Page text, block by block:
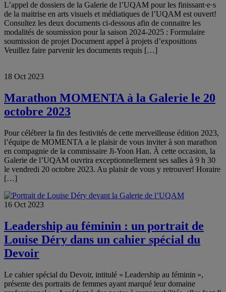
L’appel de dossiers de la Galerie de l’UQAM pour les finissant·e·s
de la maitrise en arts visuels et médiatiques de l’UQAM est ouvert!
Consultez les deux documents ci-dessous afin de connaitre les
modalités de soumission pour la saison 2024-2025 : Formulaire
soumission de projet Document appel à projets d’expositions
Veuillez faire parvenir les documents requis […]
18 Oct 2023
Marathon MOMENTA à la Galerie le 20
octobre 2023
Pour célébrer la fin des festivités de cette merveilleuse édition 2023,
l’équipe de MOMENTA a le plaisir de vous inviter à son marathon
en compagnie de la commissaire Ji-Yoon Han. À cette occasion, la
Galerie de l’UQAM ouvrira exceptionnellement ses salles à 9 h 30
le vendredi 20 octobre 2023. Au plaisir de vous y retrouver! Horaire
[…]
16 Oct 2023
Leadership au féminin : un portrait de
Louise Déry dans un cahier spécial du
Devoir
Le cahier spécial du Devoir, intitulé « Leadership au féminin »,
présente des portraits de femmes ayant marqué leur domaine